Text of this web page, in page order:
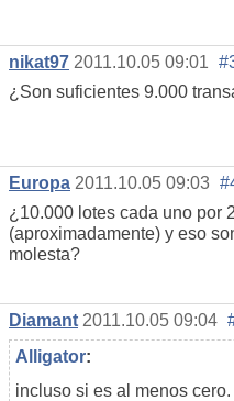
nikat97 2011.10.05 09:01
¿Son suficientes 9.000
Europa 2011.10.05 09:03
¿10.000 lotes cada uno por
(aproximadamente) y eso
molesta?
Diamant 2011.10.05 09:04
Alligator:
incluso si es al menos cero.